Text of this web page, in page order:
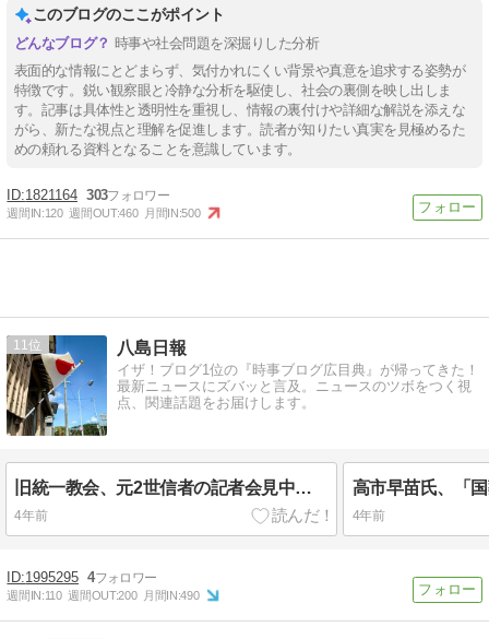
このブログのここがポイント
時事や社会問題を深掘りした分析
表面的な情報にとどまらず、気付かれにくい背景や真意を追求する姿勢が
特徴です。鋭い観察眼と冷静な分析を駆使し、社会の裏側を映し出しま
す。記事は具体性と透明性を重視し、情報の裏付けや詳細な解説を添えな
がら、新たな視点と理解を促進します。読者が知りたい真実を見極めるた
めの頼れる資料となることを意識しています。
1821164 303
週間IN:120 週間OUT:460 月間IN:500
11 八島日報
イザ！ブログ1位の『時事ブログ広目典』が帰ってきた！
最新ニュースにズバッと言及。ニュースのツボをつく視
点、関連話題をお届けします。
旧統一教会、元2世信者の記者会見中に両親からファクスで中止要求「彼女は精神異常者。会見をすぐ中止するように」
4年前 4年前
1995295 4
週間IN:110 週間OUT:200 月間IN:490